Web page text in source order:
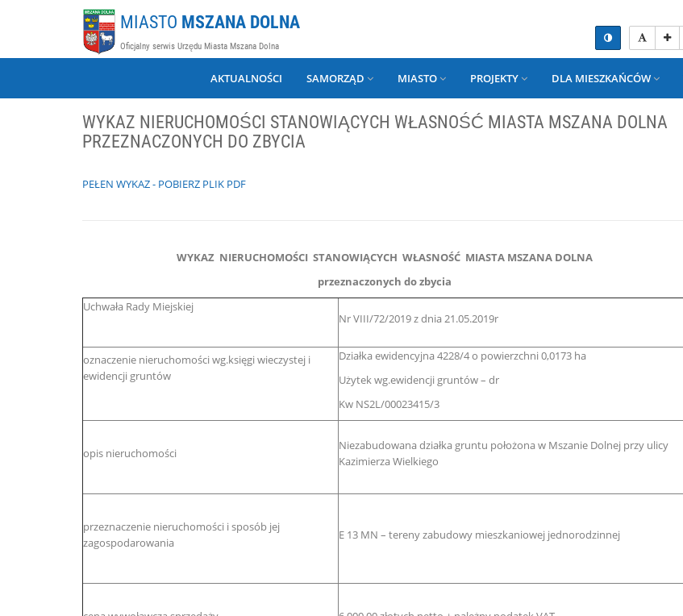
MIASTO MSZANA DOLNA
Oficjalny serwis Urzędu Miasta Mszana Dolna
AKTUALNOŚCI SAMORZĄD MIASTO PROJEKTY DLA MIESZKAŃCÓW
WYKAZ NIERUCHOMOŚCI STANOWIĄCYCH WŁASNOŚĆ MIASTA MSZANA DOLNA
PRZEZNACZONYCH DO ZBYCIA
PEŁEN WYKAZ - POBIERZ PLIK PDF
WYKAZ NIERUCHOMOŚCI STANOWIĄCYCH WŁASNOŚĆ MIASTA MSZANA DOLNA
przeznaczonych do zbycia
Uchwała Rady Miejskiej
Nr VIII/72/2019 z dnia 21.05.2019r
oznaczenie nieruchomości wg.księgi wieczystej i
ewidencji gruntów
Działka ewidencyjna 4228/4 o powierzchni 0,0173 ha
Użytek wg.ewidencji gruntów – dr
Kw NS2L/00023415/3
opis nieruchomości
Niezabudowana działka gruntu położona w Mszanie Dolnej przy ulicy
Kazimierza Wielkiego
przeznaczenie nieruchomości i sposób jej
zagospodarowania
E 13 MN – tereny zabudowy mieszkaniowej jednorodzinnej